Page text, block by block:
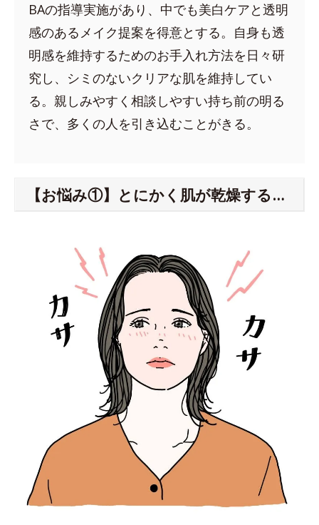
BAの指導実施があり、中でも美白ケアと透明
感のあるメイク提案を得意とする。自身も透
明感を維持するためのお手入れ方法を日々研
究し、シミのないクリアな肌を維持してい
る。親しみやすく相談しやすい持ち前の明る
さで、多くの人を引き込むことがきる。
【お悩み①】とにかく肌が乾燥する…